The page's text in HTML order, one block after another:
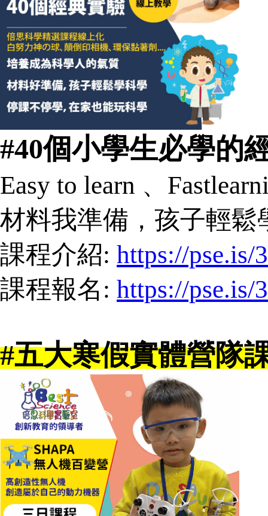
#40個小學生必學的
Easy to learn 、
材料我準備，孩子輕鬆
課程介紹: https://pse.is/
課程報名: https://pse.is/
#五大寒假實體營隊